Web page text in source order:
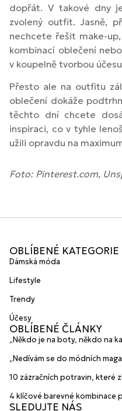
dopřát. V takové dny
zvolený outfit. Jasně,
nechcete řešit make-
kombinací oblečení
v koupelně tvorbou
Přesto ale na outfitu
oblečení dokáže
těchto dní chcete
inspiraci, co v tyhle
užili opravdu na
Foto: Pinterest.com,
OBLÍBENÉ KATEGORIE
Dámská móda
Lifestyle
Trendy
Účesy
OBLÍBENÉ ČLÁNKY
„Někdo je na boty, někdo na
HANAJANA Swimwear
„Nedívám se do módních
10 zázračních potravin, které
4 klíčové barevné kombinace
SLEDUJTE NÁS